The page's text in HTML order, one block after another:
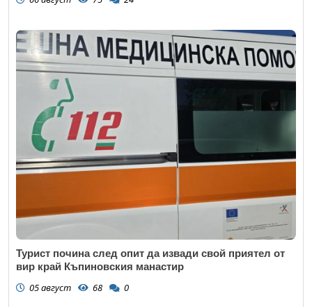
Турист почина след опит да извади свой приятел от
вир край Къпиновския манастир
05 август 68 0